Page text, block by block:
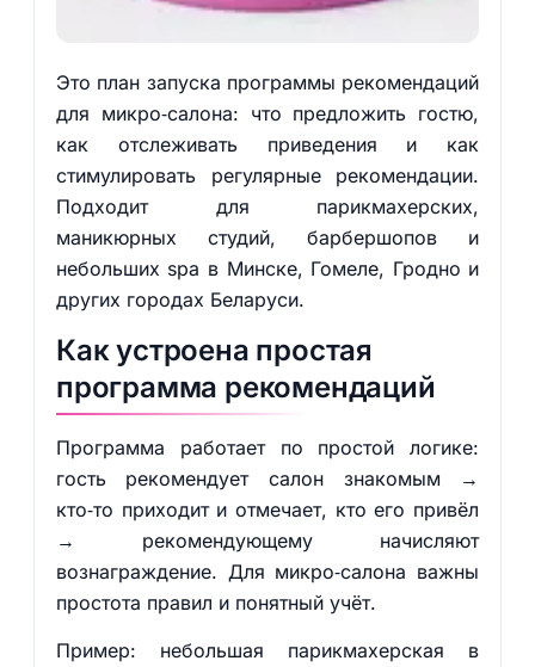
Это план запуска программы рекомендаций
для микро‑салона: что предложить гостю,
как отслеживать приведения и как
стимулировать регулярные рекомендации.
Подходит для парикмахерских,
маникюрных студий, барбершопов и
небольших spa в Минске, Гомеле, Гродно и
других городах Беларуси.
Как устроена простая
программа рекомендаций
Программа работает по простой логике:
гость рекомендует салон знакомым →
кто‑то приходит и отмечает, кто его привёл
→ рекомендующему начисляют
вознаграждение. Для микро‑салона важны
простота правил и понятный учёт.
Пример: небольшая парикмахерская в